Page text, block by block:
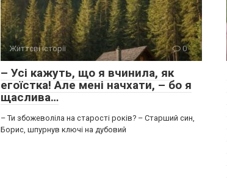
Життєві історії 0
– Усі кажуть, що я вчинила, як
егоїстка! Але мені начхати, – бо я
щаслива…
– Ти збожеволіла на старості років? – Старший син,
Борис, шпурнув ключі на дубовий